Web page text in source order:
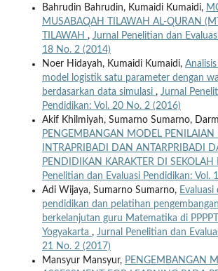
Bahrudin Bahrudin, Kumaidi Kumaidi,
MUSABAQAH TILAWAH AL-QURAN
TILAWAH , Jurnal Penelitian dan
18 No. 2 (2014)
Noer Hidayah, Kumaidi Kumaidi,
model logistik satu parameter dengan
berdasarkan data simulasi , Jurnal
Pendidikan: Vol. 20 No. 2 (2016)
Akif Khilmiyah, Sumarno Sumarno,
PENGEMBANGAN MODEL PENILAIAN
INTRAPRIBADI DAN ANTARPRIBADI
PENDIDIKAN KARAKTER DI SEKOLAH
Penelitian dan Evaluasi Pendidikan: Vol.
Adi Wijaya, Sumarno Sumarno, Evaluasi
pendidikan dan pelatihan
berkelanjutan guru Matematika di
Yogyakarta , Jurnal Penelitian dan
21 No. 2 (2017)
Mansyur Mansyur, PENGEMBANGAN